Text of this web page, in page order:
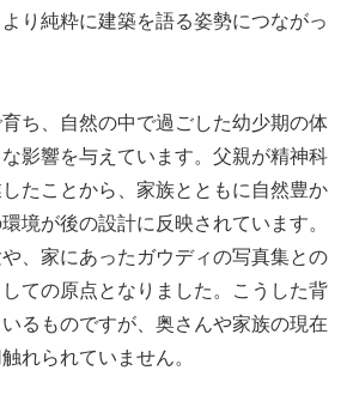
り純粋に建築を語る姿勢につながっ
ち、自然の中で過ごした幼少期の体
影響を与えています。父親が精神科
たことから、家族とともに自然豊か
境が後の設計に反映されています。
、家にあったガウディの写真集との
ての原点となりました。こうした背
るものですが、奥さんや家族の現在
れられていません。